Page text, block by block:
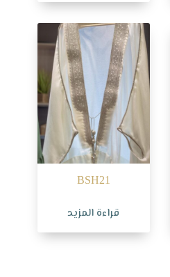
BSH21
قراءة المزيد